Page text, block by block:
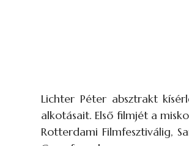
Lichter Péter absztrakt
alkotásait. Első filmjét a
Rotterdami Filmfesztiválig,